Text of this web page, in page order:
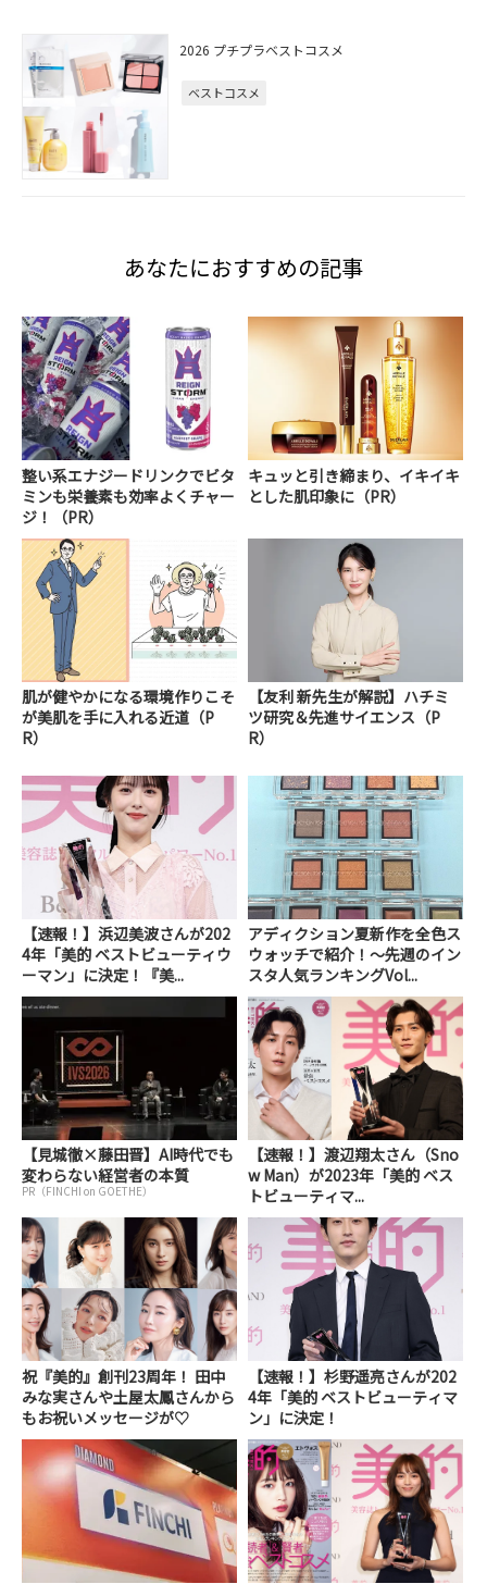
2026 プチプラベストコスメ
ベストコスメ
あなたにおすすめの記事
整い系エナジードリンクでビタ
ミンも栄養素も効率よくチャー
ジ！（PR）
キュッと引き締まり、イキイキ
とした肌印象に（PR）
肌が健やかになる環境作りこそ
が美肌を手に入れる近道（P
R）
【友利 新先生が解説】ハチミ
ツ研究＆先進サイエンス（P
R）
【速報！】浜辺美波さんが202
4年「美的 ベストビューティウ
ーマン」に決定！『美...
アディクション夏新作を全色ス
ウォッチで紹介！～先週のイン
スタ人気ランキングVol...
【見城徹×藤田晋】AI時代でも
変わらない経営者の本質
PR（FINCHI on GOETHE）
【速報！】渡辺翔太さん（Sno
w Man）が2023年「美的 ベス
トビューティマ...
祝『美的』創刊23周年！ 田中
みな実さんや土屋太鳳さんから
もお祝いメッセージが♡
【速報！】杉野遥亮さんが202
4年「美的 ベストビューティマ
ン」に決定！